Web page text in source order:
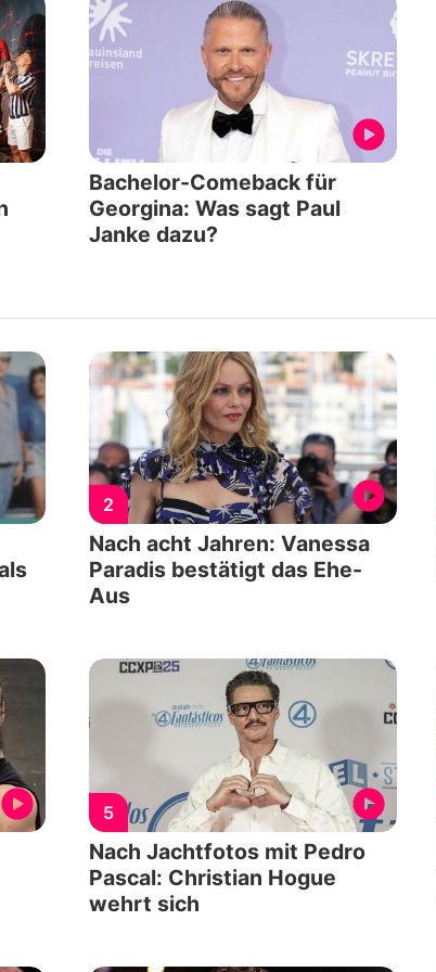
Bachelor-Comeback für
Georgina: Was sagt Paul
Janke dazu?
2
Nach acht Jahren: Vanessa
Paradis bestätigt das Ehe-
Aus
5
Nach Jachtfotos mit Pedro
Pascal: Christian Hogue
wehrt sich